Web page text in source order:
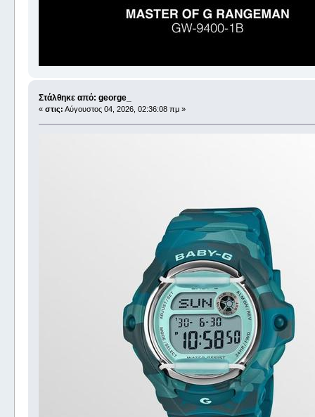
Στάλθηκε από: george_
« στις: Αύγουστος 04, 2026, 02:36:08 πμ »